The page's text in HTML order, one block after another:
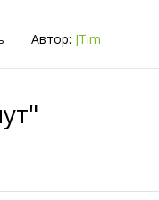
Автор: JTim